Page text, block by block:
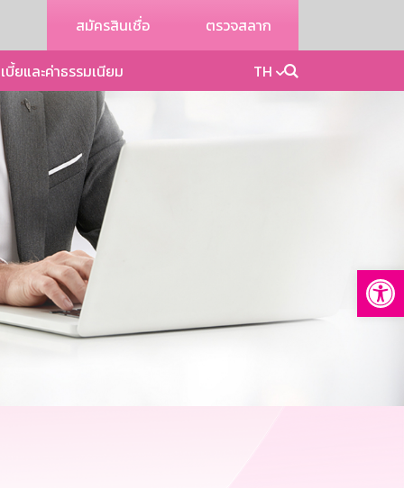
สมัครสินเชื่อ ตรวจสลาก
บี้ยและค่าธรรมเนียม TH